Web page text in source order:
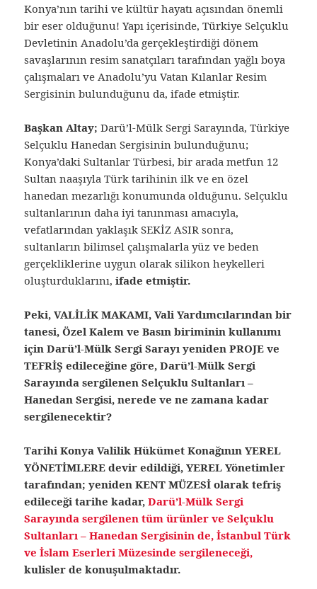
Konya’nın tarihi ve kültür hayatı açısından önemli
bir eser olduğunu! Yapı içerisinde, Türkiye Selçuklu
Devletinin Anadolu’da gerçekleştirdiği dönem
savaşlarının resim sanatçıları tarafından yağlı boya
çalışmaları ve Anadolu’yu Vatan Kılanlar Resim
Sergisinin bulunduğunu da, ifade etmiştir.
Başkan Altay;Darü’l-Mülk Sergi Sarayında, Türkiye
Selçuklu Hanedan Sergisinin bulunduğunu;
Konya’daki Sultanlar Türbesi, bir arada metfun 12
Sultan naaşıyla Türk tarihinin ilk ve en özel
hanedan mezarlığı konumunda olduğunu. Selçuklu
sultanlarının daha iyi tanınması amacıyla,
vefatlarından yaklaşık SEKİZ ASIR sonra,
sultanların bilimsel çalışmalarla yüz ve beden
gerçekliklerine uygun olarak silikon heykelleri
oluşturduklarını, ifade etmiştir.
Peki, VALİLİK MAKAMI, Vali Yardımcılarından bir
tanesi, Özel Kalem ve Basın biriminin kullanımı
için Darü’l-Mülk Sergi Sarayı yeniden PROJE ve
TEFRİŞ edileceğine göre, Darü’l-Mülk Sergi
Sarayında sergilenen Selçuklu Sultanları –
Hanedan Sergisi, nerede ve ne zamana kadar
sergilenecektir?
Tarihi Konya Valilik Hükümet Konağının YEREL
YÖNETİMLERE devir edildiği, YEREL Yönetimler
tarafından; yeniden KENT MÜZESİ olarak tefriş
edileceği tarihe kadar,Darü’l-Mülk Sergi
Sarayında sergilenen tüm ürünler ve Selçuklu
Sultanları – Hanedan Sergisinin de, İstanbul Türk
ve İslam Eserleri Müzesinde sergileneceği,
kulisler de konuşulmaktadır.